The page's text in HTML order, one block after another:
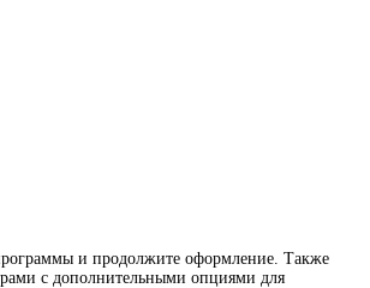
и продолжите оформление. Также
с дополнительными опциями для